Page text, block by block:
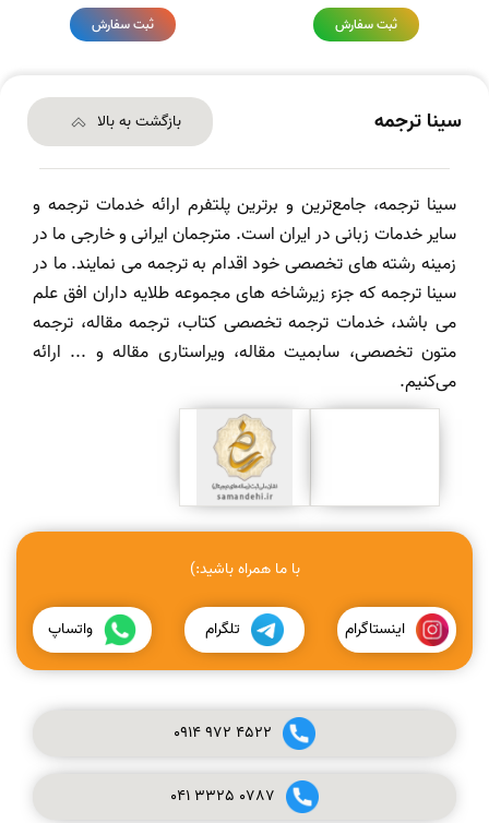
ثبت سفارش ثبت سفارش
سینا ترجمه بازگشت به بالا
سینا ترجمه، جامع‌ترین و برترین پلتفرم ارائه خدمات ترجمه و
سایر خدمات زبانی در ایران است. مترجمان ایرانی و خارجی ما در
زمینه رشته های تخصصی خود اقدام به ترجمه می نمایند. ما در
سینا ترجمه که جزء زیرشاخه های مجموعه طلایه داران افق علم
می باشد، خدمات ترجمه تخصصی کتاب، ترجمه مقاله، ترجمه
متون تخصصی، سابمیت مقاله، ویراستاری مقاله و ... ارائه
می‌کنیم.
با ما همراه باشید:)
اینستاگرام تلگرام واتساپ
0914972 4522
041 3325 0787